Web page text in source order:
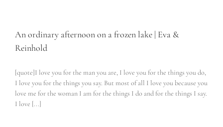
An ordinary afternoon on a frozen lake | Eva &
Reinhold
[quote]I love you for the man you are, I love you for the things you do,
I love you for the things you say. But most of all I love you because you
love me for the woman I am for the things I do and for the things I say.
I love [...]